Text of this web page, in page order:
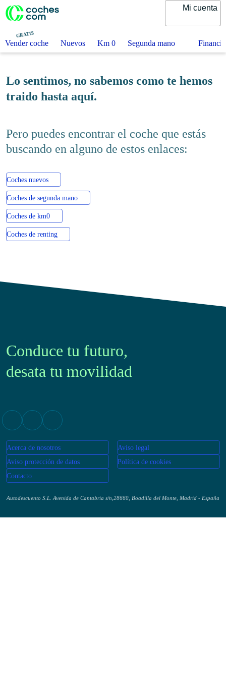
GRATIS
Vender coche Nuevos Km 0 Segunda mano
Mi cuenta
Lo sentimos, no sabemos como te
hemos traido hasta aquí.
Pero puedes encontrar el coche que
estás buscando en alguno de estos
Coches nuevos
Coches de segunda mano
Coches de km0
Conduce tu futuro,
Acerca de nosotros
Aviso legal
Aviso protección de datos
España